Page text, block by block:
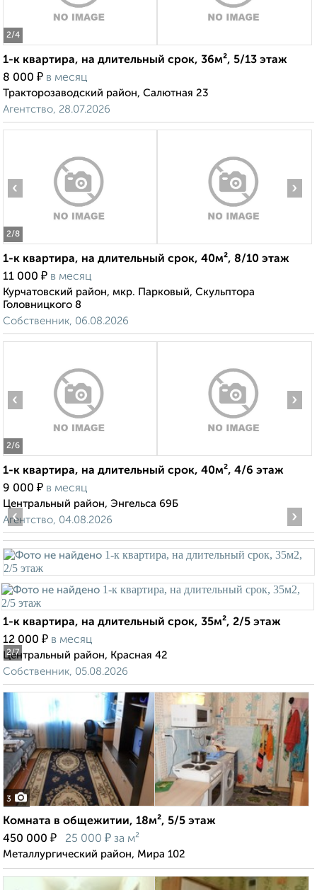
2/4
1-к квартира, на длительный срок, 36м², 5/13 этаж
8 000 ₽ в месяц
Тракторозаводский район, Салютная 23
Агентство, 28.07.2026
2/8
‹ ›
1-к квартира, на длительный срок, 40м², 8/10 этаж
11 000 ₽ в месяц
Курчатовский район, мкр. Парковый, Скульптора
Головницкого 8
Собственник, 06.08.2026
2/6
‹ ›
1-к квартира, на длительный срок, 40м², 4/6 этаж
9 000 ₽ в месяц
Центральный район, Энгельса 69Б
Агентство, 04.08.2026
2/7
‹ ›
1-к квартира, на длительный срок, 35м², 2/5 этаж
12 000 ₽ в месяц
Центральный район, Красная 42
Собственник, 05.08.2026
3
Комната в общежитии, 18м², 5/5 этаж
450 000 ₽ 25 000 ₽ за м²
Металлургический район, Мира 102